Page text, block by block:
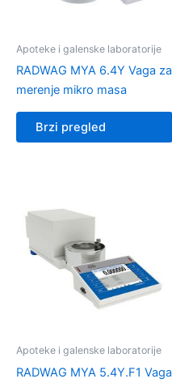
Apoteke i galenske laboratorije
RADWAG MYA 6.4Y Vaga za
merenje mikro masa
Brzi pregled
Apoteke i galenske laboratorije
RADWAG MYA 5.4Y.F1 Vaga